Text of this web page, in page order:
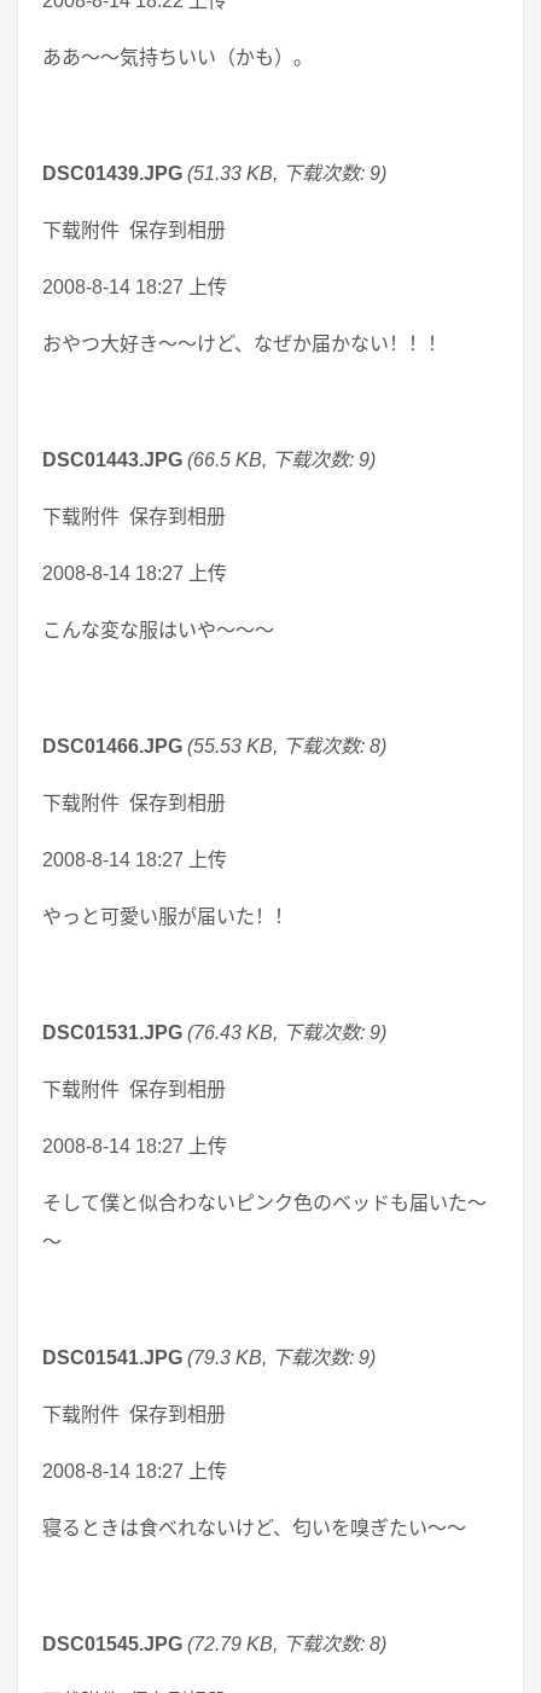
ああ～～気持ちいい（かも）。
DSC01439.JPG (51.33 KB, 下载次数: 9)
下载附件 保存到相册
2008-8-14 18:27 上传
おやつ大好き～～けど、なぜか届かない！！！
DSC01443.JPG (66.5 KB, 下载次数: 9)
下载附件 保存到相册
2008-8-14 18:27 上传
こんな変な服はいや～～～
DSC01466.JPG (55.53 KB, 下载次数: 8)
下载附件 保存到相册
2008-8-14 18:27 上传
やっと可愛い服が届いた！！
DSC01531.JPG (76.43 KB, 下载次数: 9)
下载附件 保存到相册
2008-8-14 18:27 上传
そして僕と似合わないピンク色のベッドも届いた～
～
DSC01541.JPG (79.3 KB, 下载次数: 9)
下载附件 保存到相册
2008-8-14 18:27 上传
寝るときは食べれないけど、匂いを嗅ぎたい～～
DSC01545.JPG (72.79 KB, 下载次数: 8)